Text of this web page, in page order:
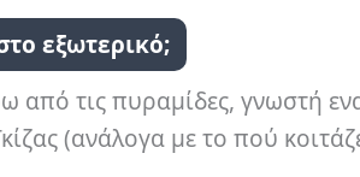
εξωτερικό;
από τις πυραμίδες, γνωστή
(ανάλογα με το πού